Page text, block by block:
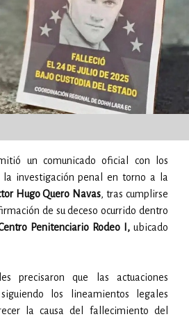
un comunicado oficial con los
investigación penal en torno a la
Hugo Quero Navas, tras cumplirse
de su deceso ocurrido dentro
Penitenciario Rodeo I,ubicado
precisaron que las actuaciones
los lineamientos legales
la causa del fallecimiento del